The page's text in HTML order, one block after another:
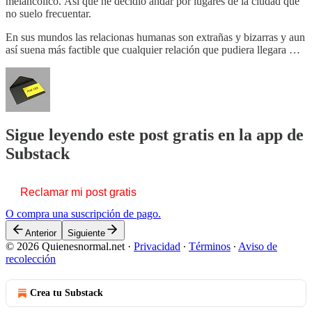
no suelo frecuentar.
En sus mundos las relacionas humanas son extrañas y bizarras y aun
así suena más factible que cualquier relación que pudiera llegara …
Sigue leyendo este post gratis en la app de
Substack
Reclamar mi post gratis
O compra una suscripción de pago.
Anterior Siguiente
© 2026 Quienesnormal.net · Privacidad ∙ Términos ∙ Aviso de
recolección
Crea tu Substack